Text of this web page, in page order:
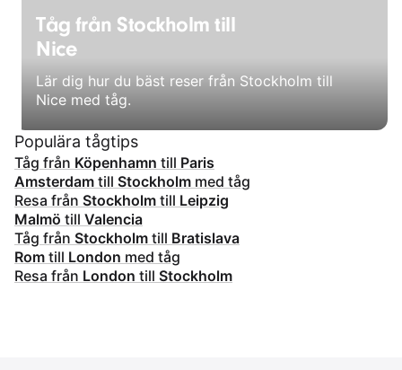
Tåg från Stockholm till
Nice
Lär dig hur du bäst reser från Stockholm till
Nice med tåg.
Populära tågtips
Tåg från Köpenhamn till Paris
Amsterdam till Stockholm med tåg
Resa från Stockholm till Leipzig
Malmö till Valencia
Tåg från Stockholm till Bratislava
Rom till London med tåg
Resa från London till Stockholm